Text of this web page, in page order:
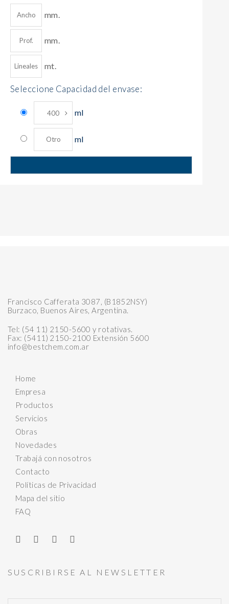
mm.
mm.
mt.
Seleccione Capacidad del envase:
ml
ml
Francisco Cafferata 3087, (B1852NSY)
Burzaco, Buenos Aires, Argentina.
Tel: (54 11) 2150-5600 y rotativas.
Fax: (5411) 2150-2100 Extensión 5600
info@bestchem.com.ar
Home
Empresa
Productos
Servicios
Obras
Novedades
Trabajá con nosotros
Contacto
Políticas de Privacidad
Mapa del sitio
FAQ
SUSCRIBIRSE AL NEWSLETTER